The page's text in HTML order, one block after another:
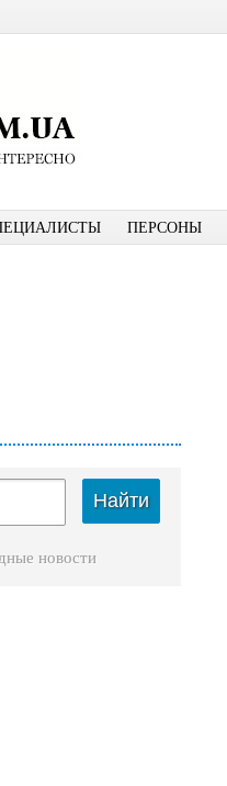
ПЕРСОНЫ
Найти
новости